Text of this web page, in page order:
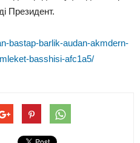
Президент.
bastap-barlik-audan-akmdern-
basshisi-afc1a5/